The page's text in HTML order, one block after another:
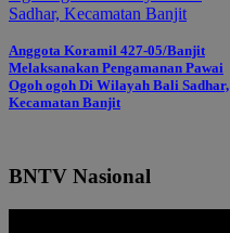
Anggota Koramil 427-05/Banjit
Melaksanakan Pengamanan Pawai
Ogoh ogoh Di Wilayah Bali Sadhar,
Kecamatan Banjit
BNTV Nasional